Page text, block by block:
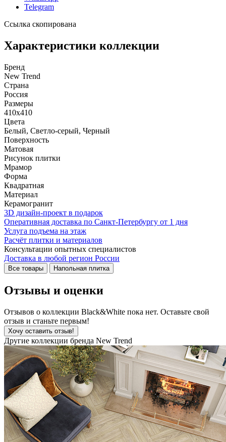
Telegram
Ссылка скопирована
Характеристики коллекции
Бренд
New Trend
Страна
Россия
Размеры
410x410
Цвета
Белый, Светло-серый, Черный
Поверхность
Матовая
Рисунок плитки
Мрамор
Форма
Квадратная
Материал
Керамогранит
3D дизайн-проект в подарок
Оперативная доставка по Санкт-Петербургу от 1 дня
Услуга подъема на этаж
Расчёт плитки и материалов
Консультации опытных специалистов
Доставка в любой регион России
Все товары Напольная плитка
Отзывы и оценки
Отзывов о коллекции Black&White пока нет. Оставьте свой
отзыв и станьте первым!
Хочу оставить отзыв!
Другие коллекции бренда New Trend